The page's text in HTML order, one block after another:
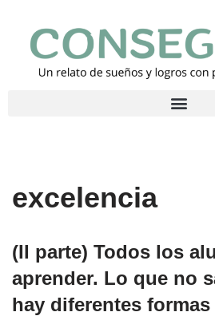
Saltar
contenido
excelencia
(II parte) Todos los
aprender. Lo que no
hay diferentes